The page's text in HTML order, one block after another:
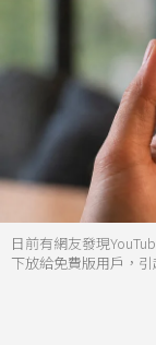
日前有網友發現
下放給免費版用戶，引